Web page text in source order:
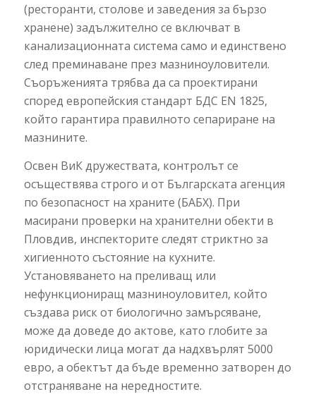
(ресторанти, столове и заведения за бързо
хранене) задължително се включват в
канализационната система само и единствено
след преминаване през мазниноуловители.
Съоръженията трябва да са проектирани
според европейския стандарт БДС EN 1825,
който гарантира правилното сепариране на
мазнините.
Освен ВиК дружествата, контролът се
осъществява строго и от Българската агенция
по безопасност на храните (БАБХ). При
масирани проверки на хранителни обекти в
Пловдив, инспекторите следят стриктно за
хигиенното състояние на кухните.
Установяването на преливащ или
нефункциониращ мазниноуловител, който
създава риск от биологично замърсяване,
може да доведе до актове, като глобите за
юридически лица могат да надхвърлят 5000
евро, а обектът да бъде временно затворен до
отстраняване на нередностите.